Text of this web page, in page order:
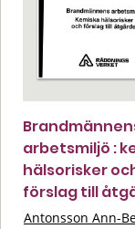
arbetsmiljö :
hälsorisker
förslag till
Antonsson Ann-